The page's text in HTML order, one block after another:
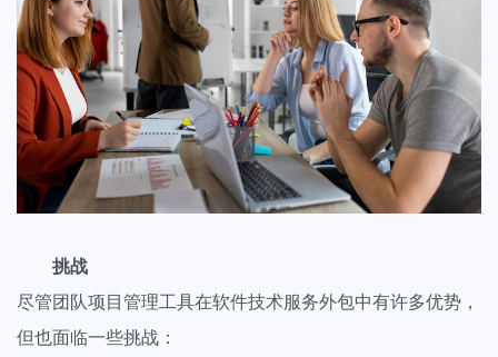
挑战
尽管团队项目管理工具在软件技术服务外包中有许多优势，
但也面临一些挑战：